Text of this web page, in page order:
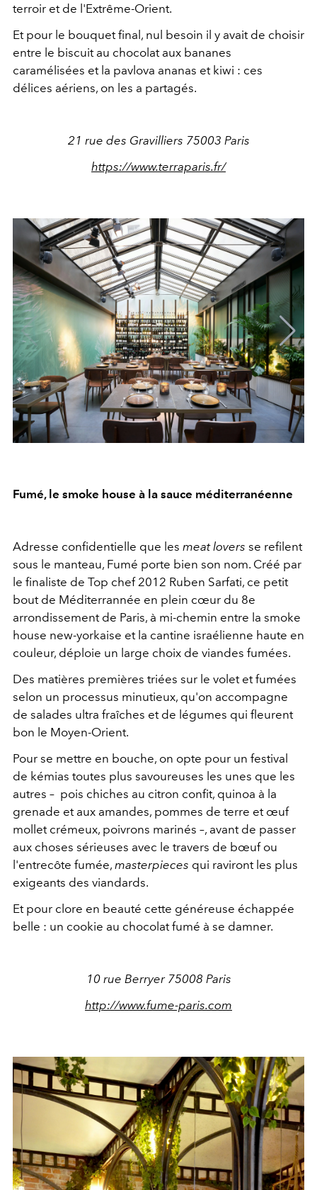
terroir et de l'Extrême-Orient.
Et pour le bouquet final, nul besoin il y avait de choisir
entre le biscuit au chocolat aux bananes
caramélisées et la pavlova ananas et kiwi : ces
délices aériens, on les a partagés.
21 rue des Gravilliers 75003 Paris
https://www.terraparis.fr/
Fumé, le smoke house à la sauce méditerranéenne
Adresse confidentielle que les meat lovers se refilent
sous le manteau, Fumé porte bien son nom. Créé par
le finaliste de Top chef 2012 Ruben Sarfati, ce petit
bout de Méditerrannée en plein cœur du 8e
arrondissement de Paris, à mi-chemin entre la smoke
house new-yorkaise et la cantine israélienne haute en
couleur, déploie un large choix de viandes fumées.
Des matières premières triées sur le volet et fumées
selon un processus minutieux, qu'on accompagne
de salades ultra fraîches et de légumes qui fleurent
bon le Moyen-Orient.
Pour se mettre en bouche, on opte pour un festival
de kémias toutes plus savoureuses les unes que les
autres – pois chiches au citron confit, quinoa à la
grenade et aux amandes, pommes de terre et œuf
mollet crémeux, poivrons marinés –, avant de passer
aux choses sérieuses avec le travers de bœuf ou
l'entrecôte fumée, masterpieces qui raviront les plus
exigeants des viandards.
Et pour clore en beauté cette généreuse échappée
belle : un cookie au chocolat fumé à se damner.
10 rue Berryer 75008 Paris
http://www.fume-paris.com